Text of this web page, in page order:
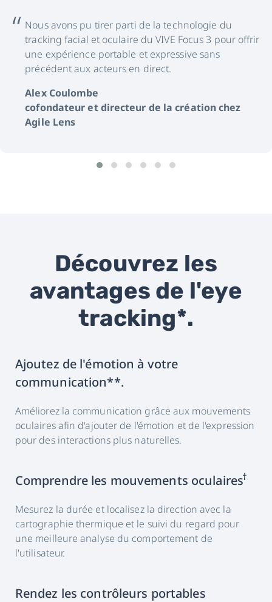
Nous avons pu tirer parti de la technologie du
tracking facial et oculaire du VIVE Focus 3 pour offrir
une expérience portable et expressive sans
précédent aux acteurs en direct.
Alex Coulombe
cofondateur et directeur de la création chez
Agile Lens
Découvrez les
avantages de l'eye
tracking*.
Ajoutez de l'émotion à votre
communication**.
Améliorez la communication grâce aux mouvements
oculaires afin d'ajouter de l'émotion et de l'expression
pour des interactions plus naturelles.
Comprendre les mouvements oculaires
†
Mesurez la durée et localisez la direction avec la
cartographie thermique et le suivi du regard pour
une meilleure analyse du comportement de
l'utilisateur.
Rendez les contrôleurs portables